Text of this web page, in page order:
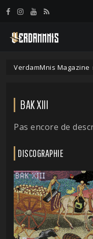
VerdamMnis Magazine
BAK XIII
Pas encore de
DISCOGRAPHIE
Panneau de gestion des